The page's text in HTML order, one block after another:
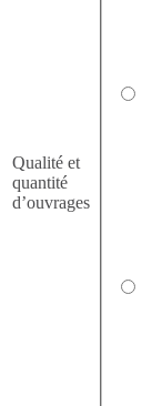
Qualité et
quantité
d’ouvrages